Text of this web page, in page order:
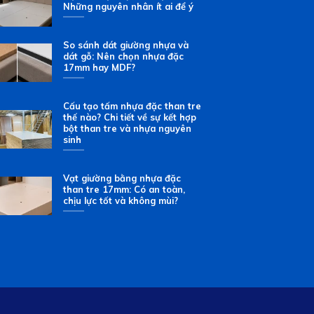
Những nguyên nhân ít ai để ý
So sánh dát giường nhựa và
dát gỗ: Nên chọn nhựa đặc
17mm hay MDF?
Cấu tạo tấm nhựa đặc than tre
thế nào? Chi tiết về sự kết hợp
bột than tre và nhựa nguyên
sinh
Vạt giường bằng nhựa đặc
than tre 17mm: Có an toàn,
chịu lực tốt và không mùi?